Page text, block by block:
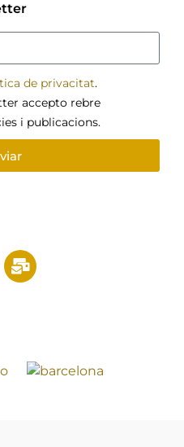
de privacitat.
accepto rebre
i publicacions.